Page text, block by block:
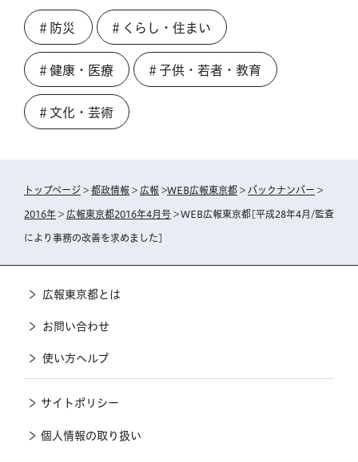
＃防災 ＃くらし・住まい
＃健康・医療 ＃子供・若者・教育
＃文化・芸術
トップページ > 都政情報 > 広報 >WEB広報東京都 > バックナンバー >
2016年 > 広報東京都2016年4月号 > WEB広報東京都[平成28年4月/監査
により事務の改善を求めました]
広報東京都とは
お問い合わせ
使い方ヘルプ
サイトポリシー
個人情報の取り扱い